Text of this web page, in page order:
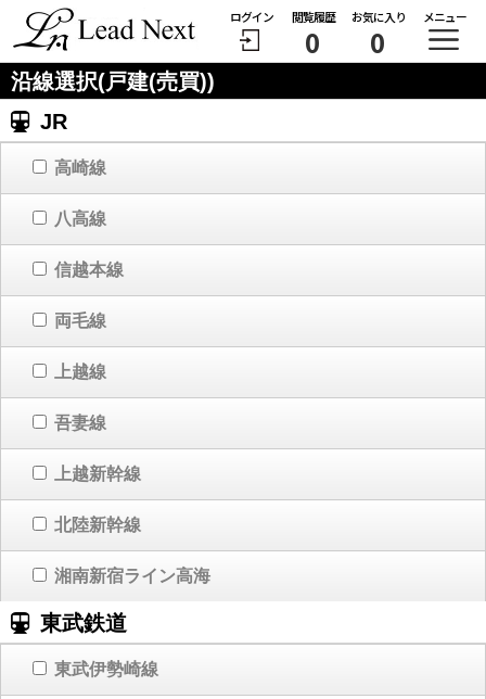
ログイン 閲覧履歴
0
お気に入り
0
メニュー
沿線選択(戸建(売買))
JR
高崎線
八高線
信越本線
両毛線
上越線
吾妻線
上越新幹線
北陸新幹線
湘南新宿ライン高海
東武鉄道
東武伊勢崎線